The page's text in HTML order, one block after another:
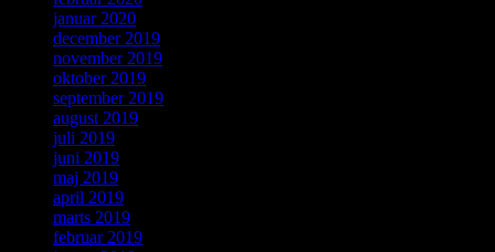
januar 2020
december 2019
november 2019
oktober 2019
september 2019
august 2019
juli 2019
juni 2019
maj 2019
april 2019
marts 2019
februar 2019